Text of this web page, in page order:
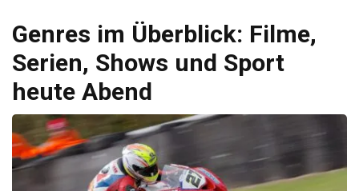
Genres im Überblick: Filme,
Serien, Shows und Sport
heute Abend